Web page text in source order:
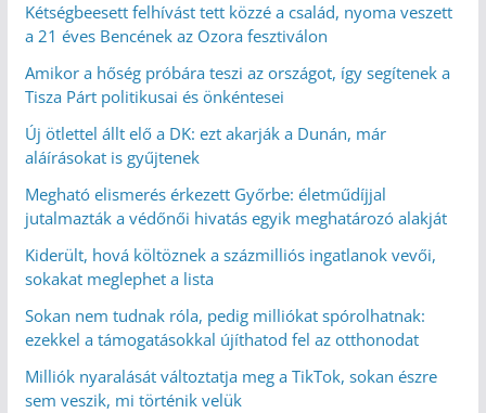
Kétségbeesett felhívást tett közzé a család, nyoma veszett
a 21 éves Bencének az Ozora fesztiválon
Amikor a hőség próbára teszi az országot, így segítenek a
Tisza Párt politikusai és önkéntesei
Új ötlettel állt elő a DK: ezt akarják a Dunán, már
aláírásokat is gyűjtenek
Megható elismerés érkezett Győrbe: életműdíjjal
jutalmazták a védőnői hivatás egyik meghatározó alakját
Kiderült, hová költöznek a százmilliós ingatlanok vevői,
sokakat meglephet a lista
Sokan nem tudnak róla, pedig milliókat spórolhatnak:
ezekkel a támogatásokkal újíthatod fel az otthonodat
Milliók nyaralását változtatja meg a TikTok, sokan észre
sem veszik, mi történik velük